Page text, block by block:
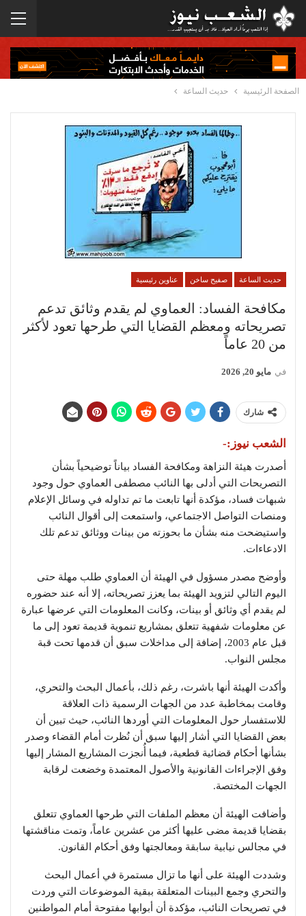
الصفحة الرئيسية حديث الساعة
حديث الساعة صفيح ساخن عناوين رئيسية
مكافحة الفساد: العماوي لم يقدم وثائق تدعم
تصريحاته ومعظم القضايا التي طرحها تعود لأكثر
من 20 عاماً
في مايو 20, 2026
شارك
الشعب نيوز:-
أصدرت هيئة النزاهة ومكافحة الفساد بياناً توضيحياً بشأن
التصريحات التي أدلى بها النائب مصطفى العماوي حول وجود
شبهات فساد، مؤكدة أنها تابعت ما تم تداوله في وسائل الإعلام
ومنصات التواصل الاجتماعي، واستمعت إلى أقوال النائب
واستيضحت منه بشأن ما بحوزته من بينات ووثائق تدعم تلك
الادعاءات.
وأوضح مصدر مسؤول في الهيئة أن العماوي طلب مهلة حتى
اليوم التالي لتزويد الهيئة بما يعزز تصريحاته، إلا أنه عند حضوره
لم يقدم أي وثائق أو بينات، وكانت المعلومات التي عرضها عبارة
عن معلومات شفهية تتعلق بمشاريع تنموية قديمة تعود إلى ما
قبل عام 2003، إضافة إلى مداخلات سبق أن قدمها تحت قبة
مجلس النواب.
وأكدت الهيئة أنها باشرت، رغم ذلك، بأعمال البحث والتحري،
وقامت بمخاطبة عدد من الجهات الرسمية ذات العلاقة
للاستفسار حول المعلومات التي أوردها النائب، حيث تبين أن
بعض القضايا التي أشار إليها سبق أن نُظرت أمام القضاء وصدر
بشأنها أحكام قضائية قطعية، فيما أُنجزت المشاريع المشار إليها
وفق الإجراءات القانونية والأصول المعتمدة وخضعت لرقابة
الجهات المختصة.
وأضافت الهيئة أن معظم الملفات التي طرحها العماوي تتعلق
بقضايا قديمة مضى عليها أكثر من عشرين عاماً، وتمت مناقشتها
في مجالس نيابية سابقة ومعالجتها وفق أحكام القانون.
وشددت الهيئة على أنها ما تزال مستمرة في أعمال البحث
والتحري وجمع البينات المتعلقة ببقية الموضوعات التي وردت
في تصريحات النائب، مؤكدة أن أبوابها مفتوحة أمام المواطنين